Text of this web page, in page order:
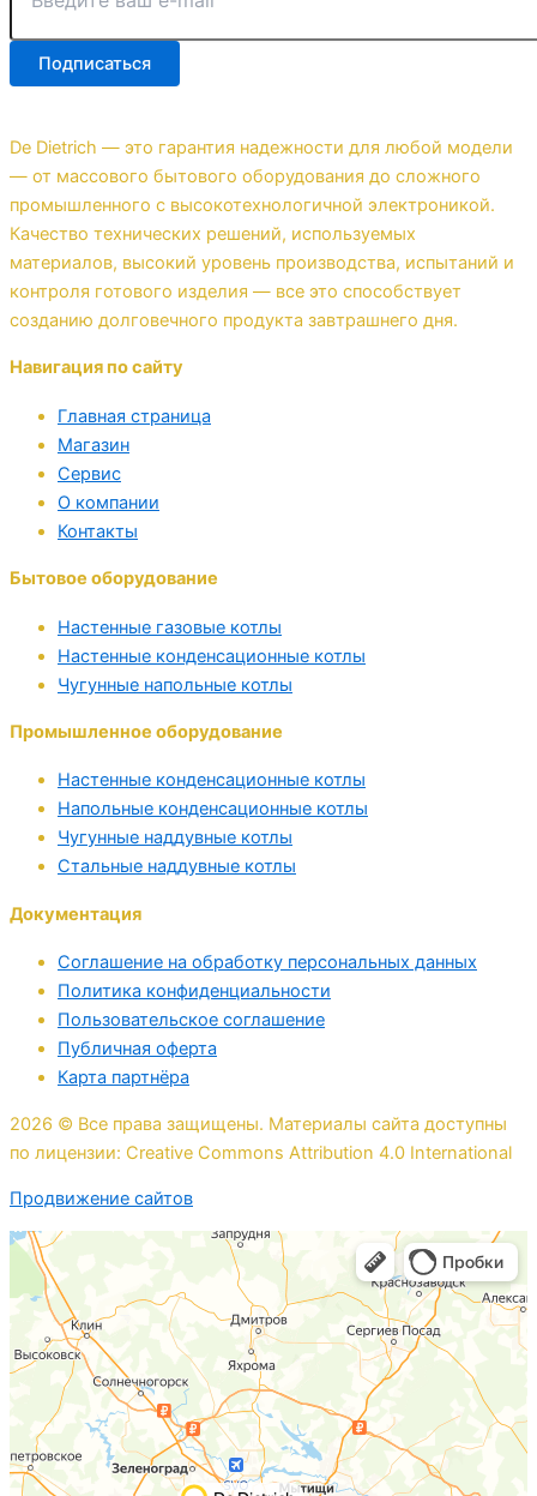
Подписаться
De Dietrich — это гарантия надежности для любой модели
— от массового бытового оборудования до сложного
промышленного с высокотехнологичной электроникой.
Качество технических решений, используемых
материалов, высокий уровень производства, испытаний и
контроля готового изделия — все это способствует
созданию долговечного продукта завтрашнего дня.
Навигация по сайту
Главная страница
Магазин
Сервис
О компании
Контакты
Бытовое оборудование
Настенные газовые котлы
Настенные конденсационные котлы
Чугунные напольные котлы
Промышленное оборудование
Настенные конденсационные котлы
Напольные конденсационные котлы
Чугунные наддувные котлы
Стальные наддувные котлы
Документация
Соглашение на обработку персональных данных
Политика конфиденциальности
Пользовательское соглашение
Публичная оферта
Карта партнёра
2026 © Все права защищены. Материалы сайта доступны
по лицензии: Creative Commons Attribution 4.0 International
Продвижение сайтов